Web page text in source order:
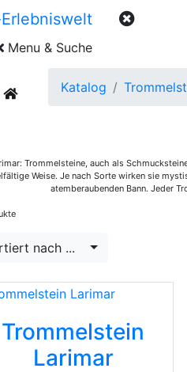
Menu & Suche
current Katalog
Trommelsteine, auch als
Weise. Je nach Sorte wirken sie
atemberaubenden Bann. Jeder
nach ...
Trommelstein
Larimar